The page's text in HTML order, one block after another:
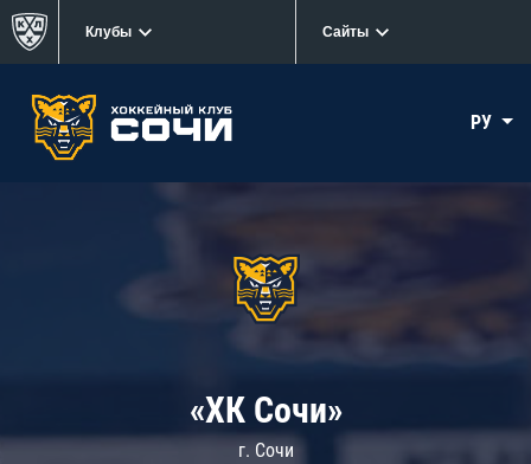
Клубы Сайты
РУ
«ХК Сочи»
г. Сочи